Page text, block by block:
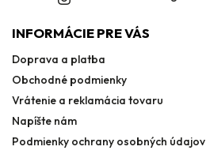
INFORMÁCIE PRE VÁS
Doprava a platba
Obchodné podmienky
Vrátenie a reklamácia tovaru
Napíšte nám
Podmienky ochrany osobných údajov